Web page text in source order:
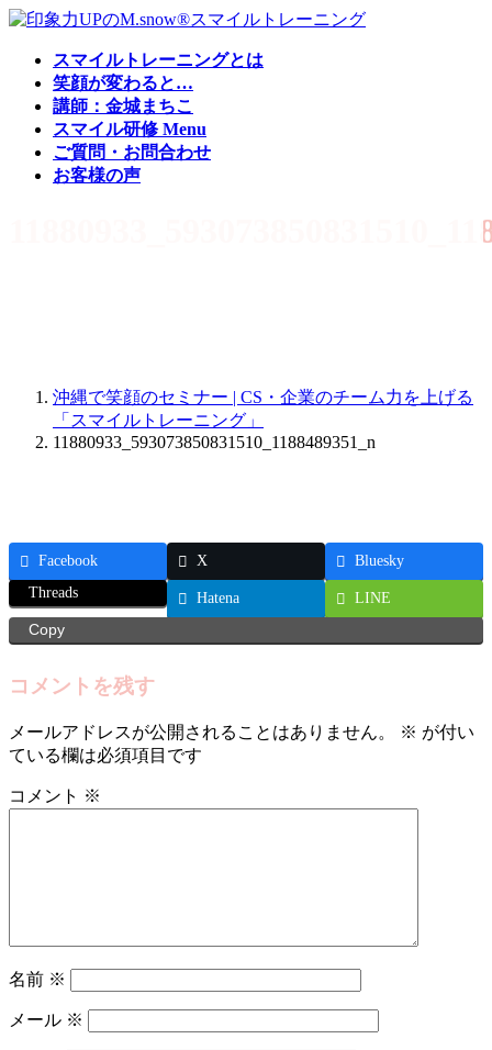
コ
ナ
スマイルトレーニングとは
笑顔が変わると…
講師：金城まちこ
スマイル研修 Menu
ご質問・お問合わせ
お客様の声
沖縄で笑顔のセミナー | CS・企業のチーム力を上げる
「スマイルトレーニング」
11880933_593073850831510_1188489351_n
Facebook X
Bluesky
Threads
Hatena
LINE
Copy
コメントを残す
メールアドレスが公開されることはありません。 ※ が付い
ている欄は必須項目です
コメント ※
名前 ※
メール ※